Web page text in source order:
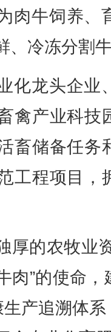
肉牛饲养、
、冷冻分割
化龙头企业
禽产业科技
畜储备任务
工程项目，
厚的农牧业
肉”的使命
生产追溯体